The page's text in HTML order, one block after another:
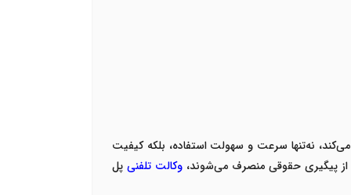
نه‌تنها سرعت و سهولت استفاده، بلکه کیفیت
از پیگیری حقوقی منصرف می‌شوند، وکالت تلفنیپل